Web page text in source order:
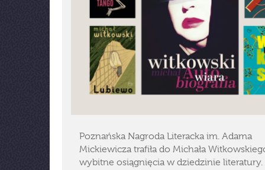
Poznańska Nagroda Literacka im. Adama
Mickiewicza trafiła do Michała
wybitne osiągnięcia w dziedzinie literatury.